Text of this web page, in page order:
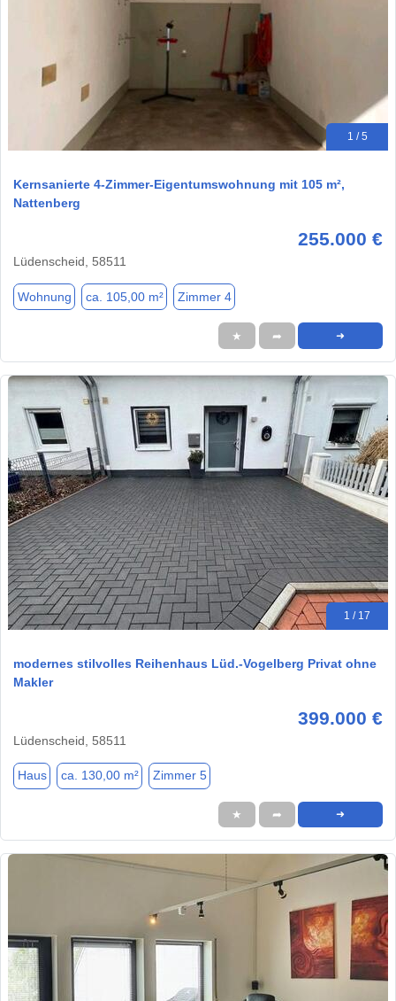
1 / 5
Kernsanierte 4-Zimmer-Eigentumswohnung mit 105 m²,
Nattenberg
255.000 €
Lüdenscheid, 58511
Wohnung ca. 105,00 m² Zimmer 4
★ ➦ ➜
1 / 17
modernes stilvolles Reihenhaus Lüd.-Vogelberg Privat ohne
Makler
399.000 €
Lüdenscheid, 58511
Haus ca. 130,00 m² Zimmer 5
★ ➦ ➜